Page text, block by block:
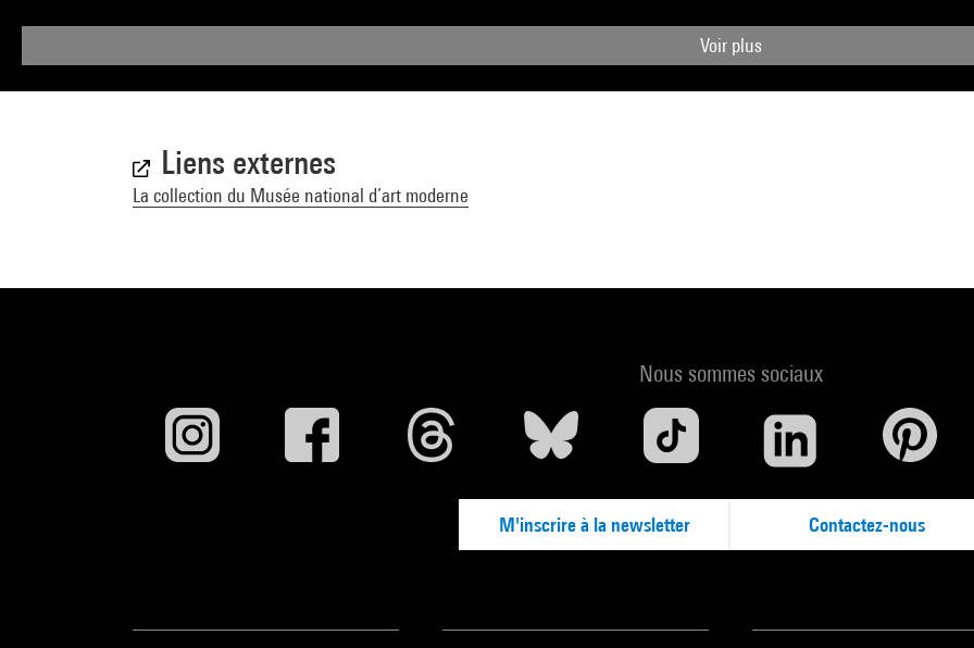
Voir plus
Liens externes
La collection du Musée national d’art moderne
Nous sommes sociaux
M'inscrire à la newsletter Contactez-nous